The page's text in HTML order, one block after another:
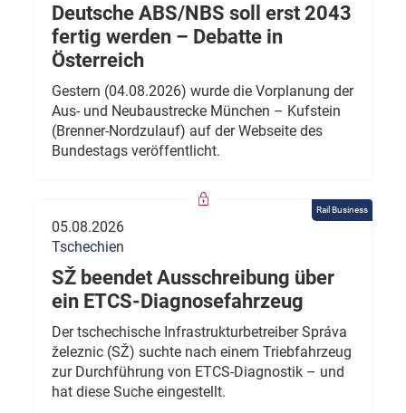
Deutsche ABS/NBS soll erst 2043
fertig werden – Debatte in
Österreich
Gestern (04.08.2026) wurde die Vorplanung der
Aus- und Neubaustrecke München – Kufstein
(Brenner-Nordzulauf) auf der Webseite des
Bundestags veröffentlicht.
Rail Business
05.08.2026
Tschechien
SŽ beendet Ausschreibung über
ein ETCS-Diagnosefahrzeug
Der tschechische Infrastrukturbetreiber Správa
železnic (SŽ) suchte nach einem Triebfahrzeug
zur Durchführung von ETCS-Diagnostik – und
hat diese Suche eingestellt.